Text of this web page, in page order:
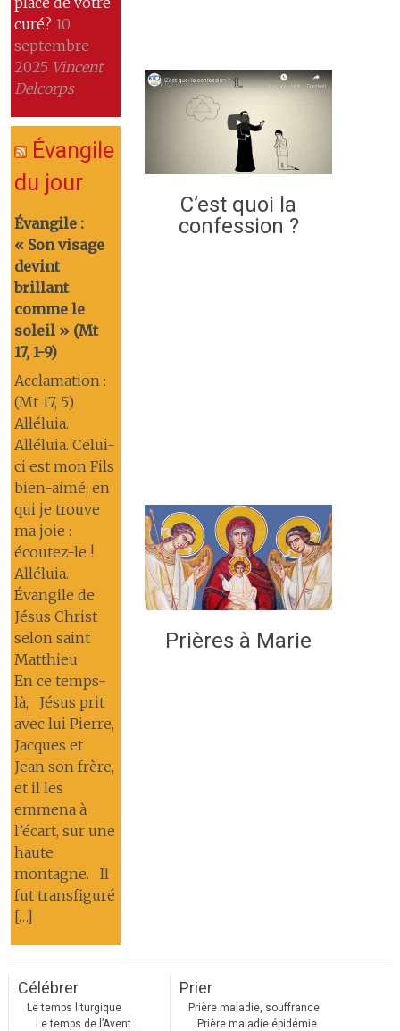
curé? 10
septembre
2025 Vincent
Delcorps
Évangile
du jour
Évangile :
« Son visage
devint
brillant
comme le
soleil » (Mt
17, 1-9)
Acclamation :
(Mt 17, 5)
Alléluia.
Alléluia. Celui-
ci est mon Fils
bien-aimé, en
qui je trouve
ma joie :
écoutez-le !
Alléluia.
Évangile de
Jésus Christ
selon saint
Matthieu
En ce temps-
là, Jésus prit
avec lui Pierre,
Jacques et
Jean son frère,
et il les
emmena à
l’écart, sur une
haute
montagne. Il
fut transfiguré
[…]
C’est quoi la
confession ?
Prières à Marie
Célébrer
Le temps liturgique
Le temps de l’Avent
Prier
Prière maladie, souffrance
Prière maladie épidémie